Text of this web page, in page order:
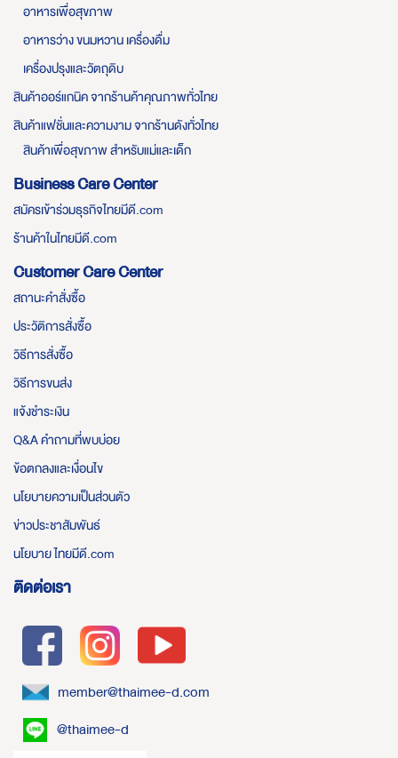
อาหารเพื่อสุขภาพ
อาหารว่าง ขนมหวาน เครื่องดื่ม
เครื่องปรุงและวัตถุดิบ
สินค้าออร์แกนิค จากร้านค้าคุณภาพทั่วไทย
สินค้าแฟชั่นและความงาม จากร้านดังทั่วไทย
สินค้าเพื่อสุขภาพ สำหรับแม่และเด็ก
Business Care Center
สมัครเข้าร่วมธุรกิจไทยมีดี.com
ร้านค้าในไทยมีดี.com
Customer Care Center
สถานะคำสั่งซื้อ
ประวัติการสั่งซื้อ
วิธีการสั่งซื้อ
วิธีการขนส่ง
แจ้งชำระเงิน
Q&A คำถามที่พบบ่อย
ข้อตกลงและเงื่อนไข
นโยบายความเป็นส่วนตัว
ข่าวประชาสัมพันธ์
นโยบาย ไทยมีดี.com
ติดต่อเรา
member@thaimee-d.com
@thaimee-d